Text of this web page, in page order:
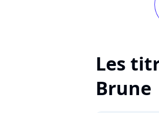
Les
Brune